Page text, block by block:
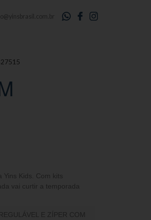
Kids. Com kits
vai curtir a temporada
E ZÍPER COM